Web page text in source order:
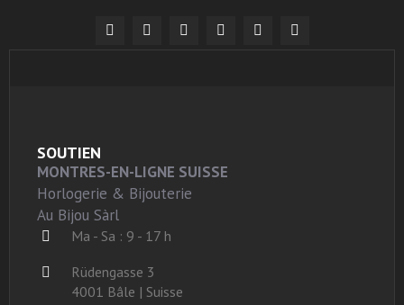
SOUTIEN
MONTRES-EN-LIGNE SUISSE
Horlogerie & Bijouterie
Au Bijou Sàrl
Ma - Sa : 9 - 17 h
Rüdengasse 3
4001 Bâle | Suisse